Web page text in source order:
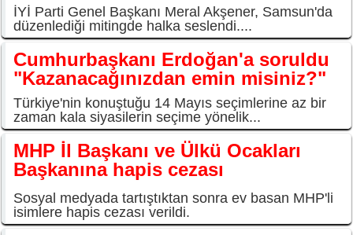
İYİ Parti Genel Başkanı Meral Akşener, Samsun'da
düzenlediği mitingde halka seslendi....
Cumhurbaşkanı Erdoğan'a soruldu
"Kazanacağınızdan emin misiniz?"
Türkiye'nin konuştuğu 14 Mayıs seçimlerine az bir
zaman kala siyasilerin seçime yönelik...
MHP İl Başkanı ve Ülkü Ocakları
Başkanına hapis cezası
Sosyal medyada tartıştıktan sonra ev basan MHP'li
isimlere hapis cezası verildi.